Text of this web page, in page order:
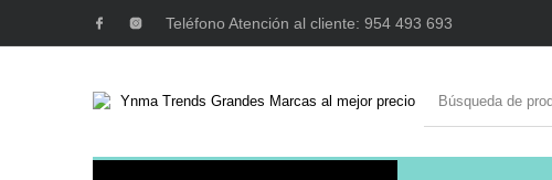
Teléfono Atención al cliente: 954 493 693